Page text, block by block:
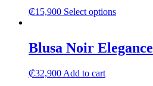
options
chosen
on
₡15,900 Select optionsThis
multiple
variants.
Blusa Noir Elegance
₡32,900 Add to cart